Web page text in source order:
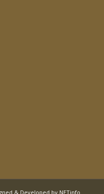
& Developed by NETinfo